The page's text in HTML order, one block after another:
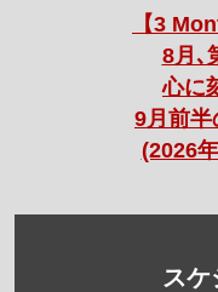
【3
8月､
心に
9月前半
(2026
スケ